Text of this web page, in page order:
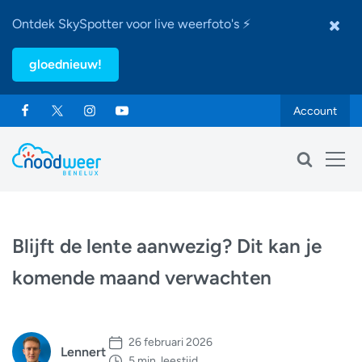
Ontdek SkySpotter voor live weerfoto's ⚡
gloednieuw!
Account
Blijft de lente aanwezig? Dit kan je
komende maand verwachten
Lennert
26 februari 2026